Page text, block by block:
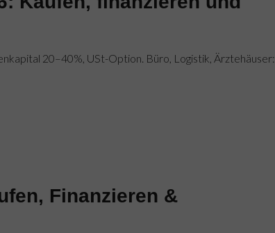
20–40%, USt-Option. Büro, Logistik, Ärztehäuser:
Finanzieren &